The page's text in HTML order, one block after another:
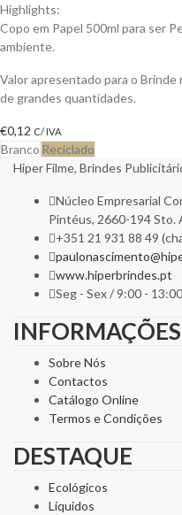
Highlights:
Copo em Papel 500ml para ser
ambiente.
Valor apresentado para o
de grandes quantidades.
€0,12 C/ IVA
Branco Reciclado
Hiper Filme, Brindes
Núcleo Empresarial
Pintéus, 2660-194 Sto.
+351 21 931 88 49
www.hiperbrindes.pt
Seg - Sex / 9:00 -
INFORMAÇÕES
Sobre Nós
Contactos
Catálogo Online
Termos e Condições
DESTAQUE
Ecológicos
Líquidos